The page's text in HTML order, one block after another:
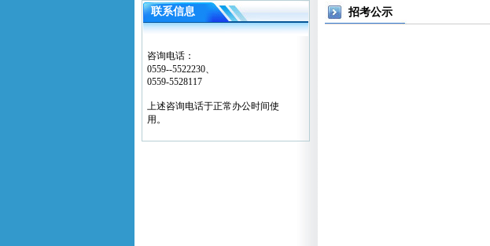
联系信息
咨询电话：
0559--5522230、
0559-5528117
上述咨询电话于正常办公时间使
用。
招考公示